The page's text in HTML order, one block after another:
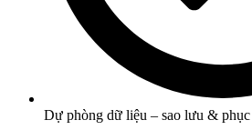
Dự phòng dữ liệu – sao lưu & phục